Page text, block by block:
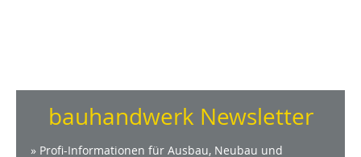
bauhandwerk Newsletter
» Profi-Informationen für Ausbau, Neubau und